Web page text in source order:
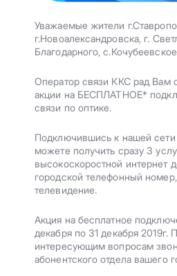
Уважаемые жители
г.Новоалександровска, г.
Благодарного,
Оператор связи ККС рад Вам
акции на БЕСПЛАТНОЕ*
связи по оптике.
Подключившись к нашей
можете получить сразу 3
высокоскоростной интернет
городской телефонный
телевидение.
Акция на бесплатное
декабря по 31 декабря 2019г.
интересующим вопросам
абонентского отдела вашего